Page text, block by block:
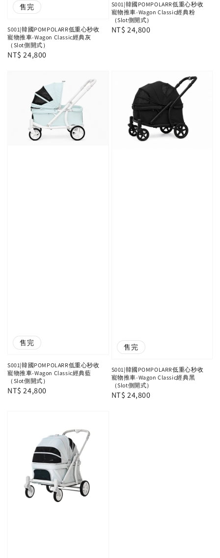
售完
S001|韓國POMPOLARR低重心秒收
寵物推車-Wagon Classic經典灰
（Slot側開式）
Regular
NT$ 24,800
S001|韓國POMPOLARR低重心秒收
寵物推車-Wagon Classic經典粉
（Slot側開式）
Regular
NT$ 24,800
售完
S001|韓國POMPOLARR低重心秒收
寵物推車-Wagon Classic經典藍
（Slot側開式）
Regular
NT$ 24,800
售完
S001|韓國POMPOLARR低重心秒收
寵物推車-Wagon Classic經典黑
（Slot側開式）
Regular
NT$ 24,800